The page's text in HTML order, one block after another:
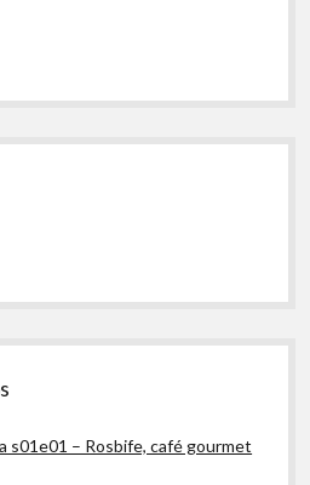
s01e01 – Rosbife, café gourmet